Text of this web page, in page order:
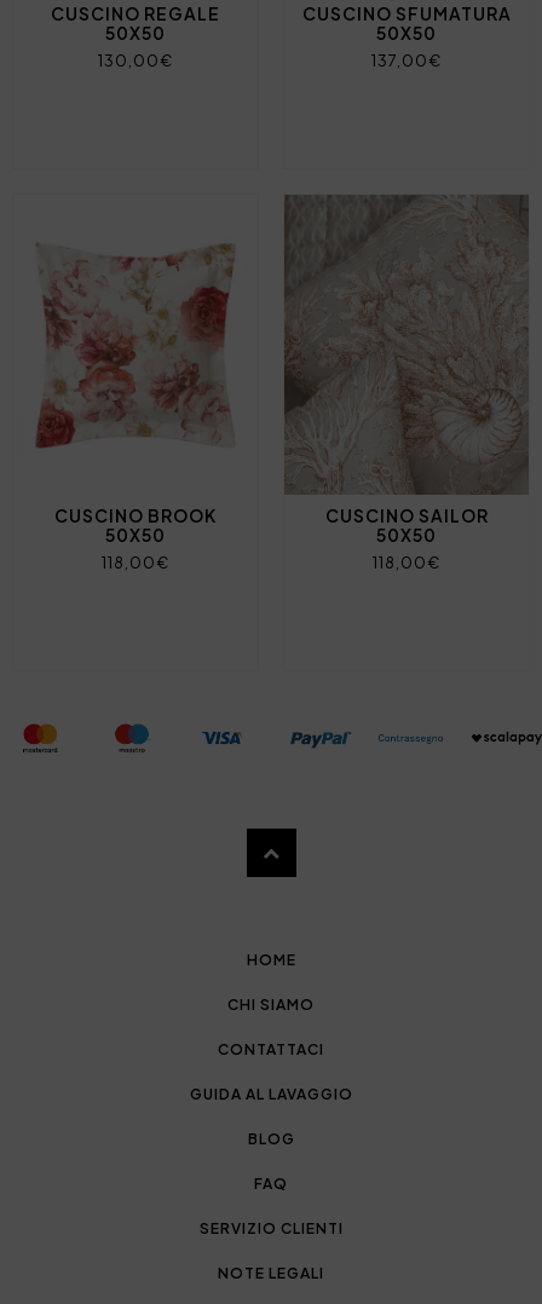
CUSCINO REGALE
50X50
130,00€
CUSCINO SFUMATURA
50X50
137,00€
CUSCINO BROOK
50X50
118,00€
CUSCINO SAILOR
50X50
118,00€
HOME
CHI SIAMO
CONTATTACI
GUIDA AL LAVAGGIO
BLOG
FAQ
SERVIZIO CLIENTI
NOTE LEGALI